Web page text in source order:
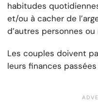
habitudes
et/ou à cacher de
d’autres personnes ou
Les couples doivent
leurs finances